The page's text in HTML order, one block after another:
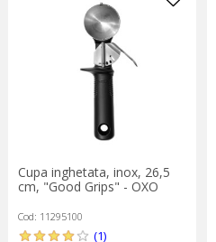
Cupa inghetata, inox, 26,5
cm, "Good Grips" - OXO
Cod: 11295100
(1)